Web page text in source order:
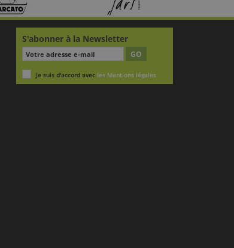
S'abonner à la Newsletter
GO
Je suis d'accord avec les Mentions légales